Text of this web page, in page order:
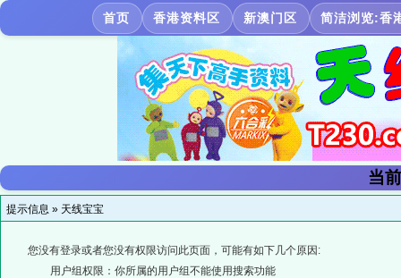
首页 香港资料区 新澳门区 简洁浏览:香
当
提示信息 » 天线宝宝
您没有登录或者您没有权限访问此页面，可能有如下几个原因:
用户组权限：你所属的用户组不能使用搜索功能